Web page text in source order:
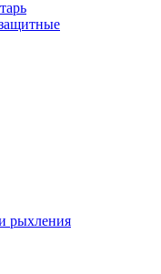
рыхления